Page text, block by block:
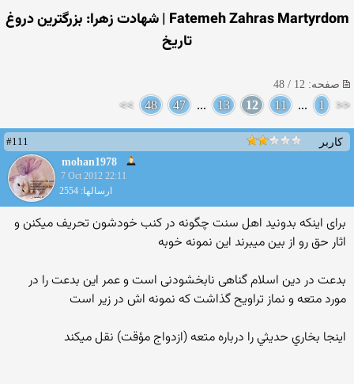
Fatemeh Zahras Martyrdom | شهادت زهرا: بزرگترین دروغ
تاریخ
صفحه: 12 / 48
<<
1
...
11
12
13
...
47
48
>>
کاربر
#111
mohan1978
7 Oct 2012 22:11
ارسالها: 2554
برای اینکه بدونید اهل سنت چگونه در کنب خودشون تحریف میکنن و
اثار حق رو از بین میبرند این نمونه خوبه
بدعت در دین اسلام گناهی نابخشودنی است و عمر این بدعت را در
مورد متعه و نماز تراویح گذاشت که نمونه اش در زیر است
اينجا بخاري حديثي را درباره متعه (ازدواج مؤقت) نقل ميكند